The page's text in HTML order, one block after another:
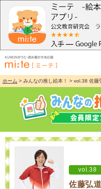
ホーム > みんなの推し絵本！ > vol.38 佐藤
vol.38
佐藤弘